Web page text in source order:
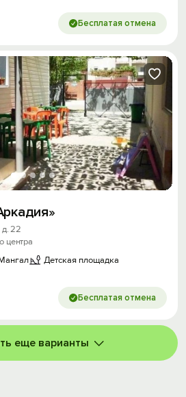
Бесплатая отмена
д. 22
центра
Детская площадка
Бесплатая отмена
еще варианты